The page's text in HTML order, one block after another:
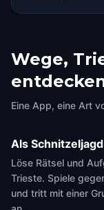
Wege,
Eine App, eine Art
Als Schnitzeljagd
Löse Rätsel und
Trieste. Spiele
und tritt mit einer